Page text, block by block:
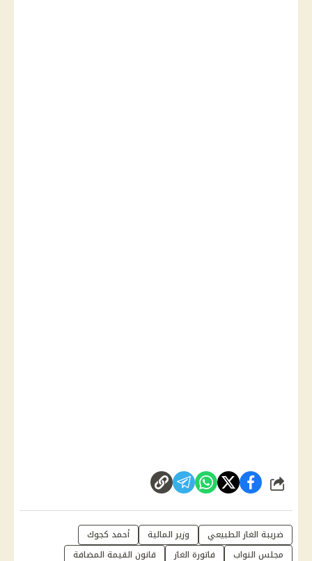
شارك
ضريبة الغاز الطبيعي وزير المالية
أحمد كجوك
مجلس النواب
فاتورة الغاز
قانون القيمة المضافة